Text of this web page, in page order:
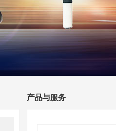
产品与服务